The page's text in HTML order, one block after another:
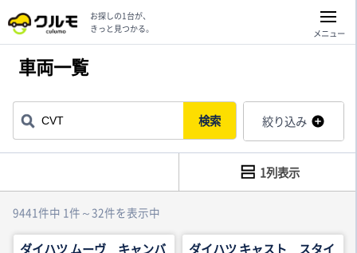
お探しの1台が、
きっと見つかる。
メニュー
車両一覧
検索 絞り込み
9441件中 1件～32件を表示中
1列表示
ダイハツ ムーヴ キャンバ
ダイハツ キャスト スタイ